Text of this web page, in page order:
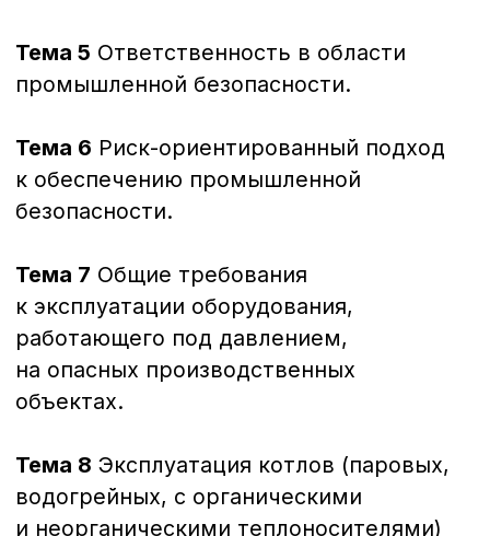
работающего под избыточным
давлением, применяемого на опасных
производственных объектах.
Тема 14 Требования к производству
сварочных работ на опасных
производственных объектах.
Хотите узнать больше,
задать вопрос и получить
консультацию?
+7
+7 (423) 22-44-333 sales@dvrcot.ru
Консультация Почта для запросов